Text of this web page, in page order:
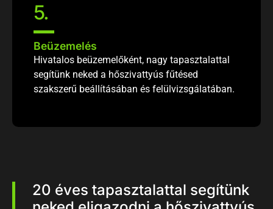
5.
Beüzemelés
Hivatalos beüzemelőként, nagy tapasztalattal
segítünk neked a hőszivattyús fűtésed
szakszerű beállításában és felülvizsgálatában.
20 éves tapasztalattal segítünk